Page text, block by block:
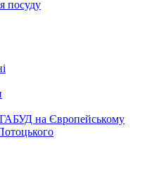
посуду
на Європейському